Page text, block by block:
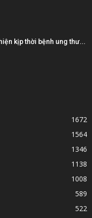
kịp thời bệnh ung thư...
1672
1564
1346
1138
1008
589
522